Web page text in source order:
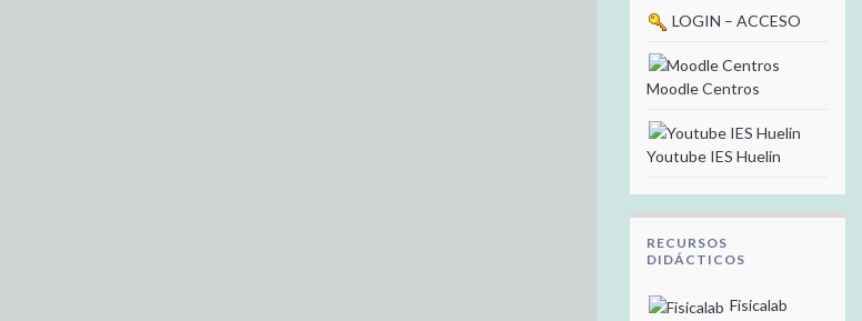
LOGIN – ACCESO
Moodle Centros
Youtube IES Huelin
RECURSOS
DIDÁCTICOS
Fisicalab